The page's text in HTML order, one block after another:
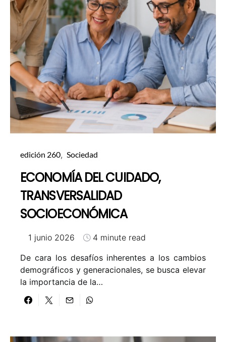
edición 260 Sociedad
ECONOMÍA DEL CUIDADO,
TRANSVERSALIDAD
SOCIOECONÓMICA
1 junio 2026
4 minute read
De cara los desafíos inherentes a los cambios
demográficos y generacionales, se busca elevar
la importancia de la…